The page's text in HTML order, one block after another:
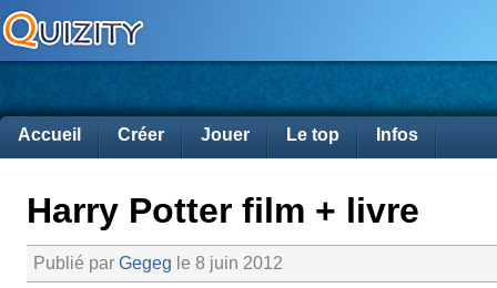
Accueil Créer Jouer Le top Infos
Harry Potter film + livre
Publié par Gegeg le 8 juin 2012